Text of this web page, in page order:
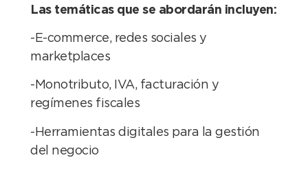
Las temáticas que se abordarán incluyen:
-E-commerce, redes sociales y
marketplaces
-Monotributo, IVA, facturación y
regímenes fiscales
-Herramientas digitales para la gestión
del negocio